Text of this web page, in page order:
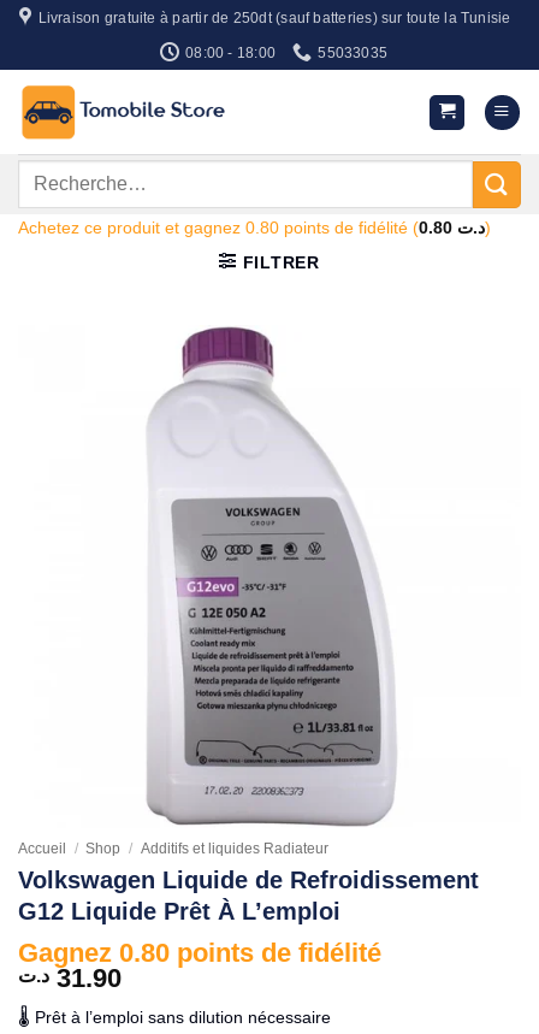
Passer
contenu
Livraison gratuite à partir de 250dt (sauf batteries) sur toute la Tunisie
08:00 - 18:00 55033035
Recherche
Achetez ce produit et gagnez 0.80 points de fidélité (0.80 د.ت)
FILTRER
Accueil / Shop / Additifs et liquides Radiateur
Volkswagen Liquide de Refroidissement
G12 Liquide Prêt À L’emploi
Gagnez 0.80 points de fidélité
31.90 د.ت
🌡️ Prêt à l’emploi sans dilution nécessaire